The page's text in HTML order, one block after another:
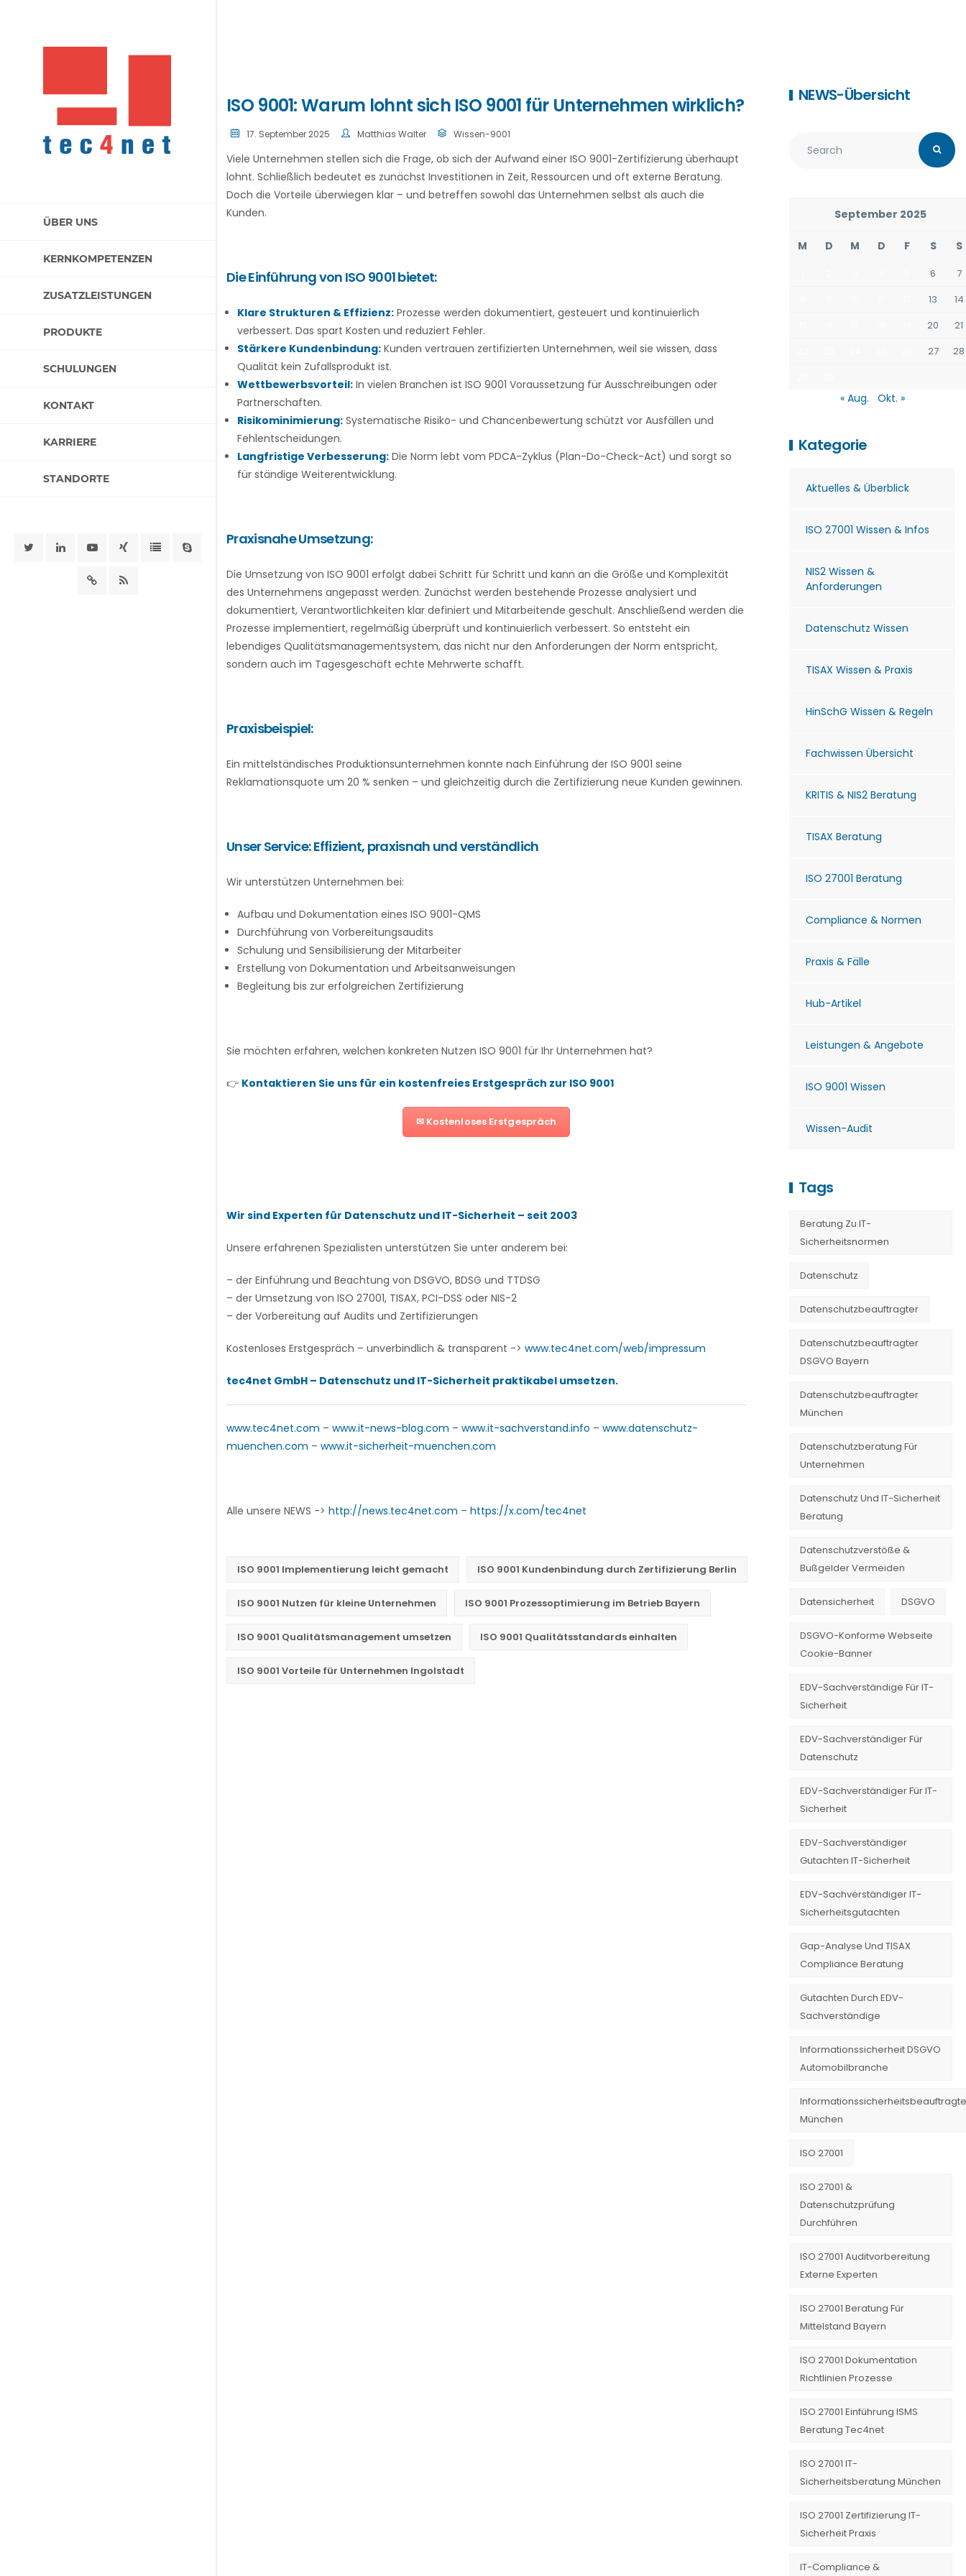
ÜBER UNS
KERNKOMPETENZEN
ZUSATZLEISTUNGEN
PRODUKTE
SCHULUNGEN
KONTAKT
KARRIERE
STANDORTE
ISO 9001: Warum lohnt sich ISO 9001 für Unternehmen wirklich?
17. September 2025 Matthias Walter Wissen-9001
Viele Unternehmen stellen sich die Frage, ob sich der Aufwand einer ISO 9001-Zertifizierung überhaupt
lohnt. Schließlich bedeutet es zunächst Investitionen in Zeit, Ressourcen und oft externe Beratung.
Doch die Vorteile überwiegen klar – und betreffen sowohl das Unternehmen selbst als auch die
Kunden.
Die Einführung von ISO 9001 bietet:
Klare Strukturen & Effizienz: Prozesse werden dokumentiert, gesteuert und kontinuierlich
verbessert. Das spart Kosten und reduziert Fehler.
Stärkere Kundenbindung: Kunden vertrauen zertifizierten Unternehmen, weil sie wissen, dass
Qualität kein Zufallsprodukt ist.
Wettbewerbsvorteil: In vielen Branchen ist ISO 9001 Voraussetzung für Ausschreibungen oder
Partnerschaften.
Risikominimierung: Systematische Risiko- und Chancenbewertung schützt vor Ausfällen und
Fehlentscheidungen.
Langfristige Verbesserung: Die Norm lebt vom PDCA-Zyklus (Plan-Do-Check-Act) und sorgt so
für ständige Weiterentwicklung.
Praxisnahe Umsetzung:
Die Umsetzung von ISO 9001 erfolgt dabei Schritt für Schritt und kann an die Größe und Komplexität
des Unternehmens angepasst werden. Zunächst werden bestehende Prozesse analysiert und
dokumentiert, Verantwortlichkeiten klar definiert und Mitarbeitende geschult. Anschließend werden die
Prozesse implementiert, regelmäßig überprüft und kontinuierlich verbessert. So entsteht ein
lebendiges Qualitätsmanagementsystem, das nicht nur den Anforderungen der Norm entspricht,
sondern auch im Tagesgeschäft echte Mehrwerte schafft.
Praxisbeispiel:
Ein mittelständisches Produktionsunternehmen konnte nach Einführung der ISO 9001 seine
Reklamationsquote um 20 % senken – und gleichzeitig durch die Zertifizierung neue Kunden gewinnen.
Unser Service: Effizient, praxisnah und verständlich
Wir unterstützen Unternehmen bei:
Aufbau und Dokumentation eines ISO 9001-QMS
Durchführung von Vorbereitungsaudits
Schulung und Sensibilisierung der Mitarbeiter
Erstellung von Dokumentation und Arbeitsanweisungen
Begleitung bis zur erfolgreichen Zertifizierung
Sie möchten erfahren, welchen konkreten Nutzen ISO 9001 für Ihr Unternehmen hat?
👉 Kontaktieren Sie uns für ein kostenfreies Erstgespräch zur ISO 9001
✉ Kostenloses Erstgespräch
Wir sind Experten für Datenschutz und IT-Sicherheit – seit 2003
Unsere erfahrenen Spezialisten unterstützen Sie unter anderem bei:
– der Einführung und Beachtung von DSGVO, BDSG und TTDSG
– der Umsetzung von ISO 27001, TISAX, PCI-DSS oder NIS-2
– der Vorbereitung auf Audits und Zertifizierungen
Kostenloses Erstgespräch – unverbindlich & transparent -> www.tec4net.com/web/impressum
tec4net GmbH – Datenschutz und IT-Sicherheit praktikabel umsetzen.
www.tec4net.com – www.it-news-blog.com – www.it-sachverstand.info – www.datenschutz-
muenchen.com – www.it-sicherheit-muenchen.com
Alle unsere NEWS -> http://news.tec4net.com – https://x.com/tec4net
ISO 9001 Implementierung leicht gemacht ISO 9001 Kundenbindung durch Zertifizierung Berlin
ISO 9001 Nutzen für kleine Unternehmen ISO 9001 Prozessoptimierung im Betrieb Bayern
ISO 9001 Qualitätsmanagement umsetzen ISO 9001 Qualitätsstandards einhalten
ISO 9001 Vorteile für Unternehmen Ingolstadt
NEWS-Übersicht
September 2025
M D M D F S S
6
7
13
14
20
21
27
28
« Aug. Okt. »
Kategorie
Aktuelles & Überblick
ISO 27001 Wissen & Infos
NIS2 Wissen &
Anforderungen
Datenschutz Wissen
TISAX Wissen & Praxis
HinSchG Wissen & Regeln
Fachwissen Übersicht
KRITIS & NIS2 Beratung
TISAX Beratung
ISO 27001 Beratung
Compliance & Normen
Praxis & Fälle
Hub-Artikel
Leistungen & Angebote
ISO 9001 Wissen
Wissen-Audit
Tags
Beratung Zu IT-
Sicherheitsnormen
Datenschutz
Datenschutzbeauftragter
Datenschutzbeauftragter
DSGVO Bayern
Datenschutzbeauftragter
München
Datenschutzberatung Für
Unternehmen
Datenschutz Und IT-Sicherheit
Beratung
Datenschutzverstöße &
Bußgelder Vermeiden
Datensicherheit DSGVO
DSGVO-Konforme Webseite
Cookie-Banner
EDV-Sachverständige Für IT-
Sicherheit
EDV-Sachverständiger Für
Datenschutz
EDV-Sachverständiger Für IT-
Sicherheit
EDV-Sachverständiger
Gutachten IT-Sicherheit
EDV-Sachverständiger IT-
Sicherheitsgutachten
Gap-Analyse Und TISAX
Compliance Beratung
Gutachten Durch EDV-
Sachverständige
Informationssicherheit DSGVO
Automobilbranche
München
ISO 27001
ISO 27001 &
Datenschutzprüfung
Durchführen
ISO 27001 Auditvorbereitung
Externe Experten
ISO 27001 Beratung Für
Mittelstand Bayern
ISO 27001 Dokumentation
Richtlinien Prozesse
ISO 27001 Einführung ISMS
Beratung Tec4net
ISO 27001 IT-
Sicherheitsberatung München
ISO 27001 Zertifizierung IT-
Sicherheit Praxis
IT-Compliance &